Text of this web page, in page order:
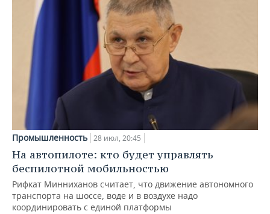
Промышленность 28 июл, 20:45
На автопилоте: кто будет управлять
беспилотной мобильностью
Рифкат Минниханов считает, что движение автономного
транспорта на шоссе, воде и в воздухе надо
координировать с единой платформы